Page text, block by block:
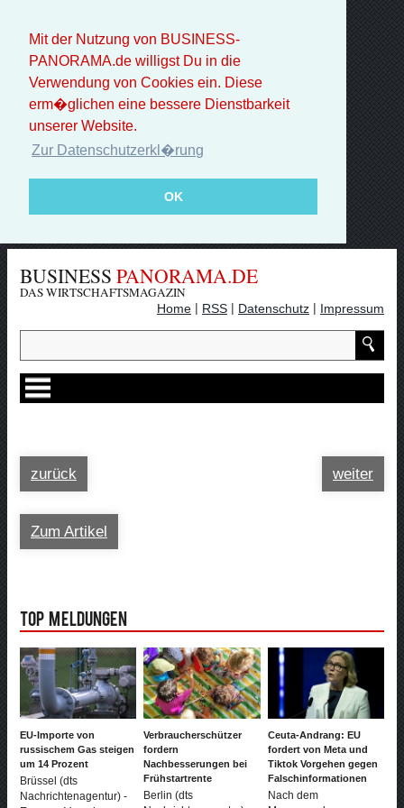
Mit der Nutzung von BUSINESS-
PANORAMA.de willigst Du in die
Verwendung von Cookies ein. Diese
erm�glichen eine bessere Dienstbarkeit
unserer Website.
Zur Datenschutzerkl�rung
OK
BUSINESS PANORAMA.DE
DAS WIRTSCHAFTSMAGAZIN
Home | RSS | Datenschutz | Impressum
zurück weiter
Zum Artikel
Top Meldungen
EU-Importe von
russischem Gas steigen
um 14 Prozent
Brüssel (dts
Nachrichtenagentur) -
Verbraucherschützer
fordern
Nachbesserungen bei
Frühstartrente
Berlin (dts
Ceuta-Andrang: EU
fordert von Meta und
Tiktok Vorgehen gegen
Falschinformationen
Nach dem